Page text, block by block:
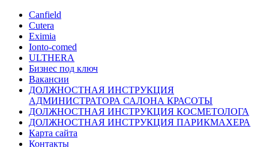
Canfield
Cutera
Eximia
Ionto-comed
ULTHERA
Бизнес под ключ
Вакансии
ДОЛЖНОСТНАЯ ИНСТРУКЦИЯ
АДМИНИСТРАТОРА САЛОНА КРАСОТЫ
ДОЛЖНОСТНАЯ ИНСТРУКЦИЯ КОСМЕТОЛОГА
ДОЛЖНОСТНАЯ ИНСТРУКЦИЯ ПАРИКМАХЕРА
Карта сайта
Контакты